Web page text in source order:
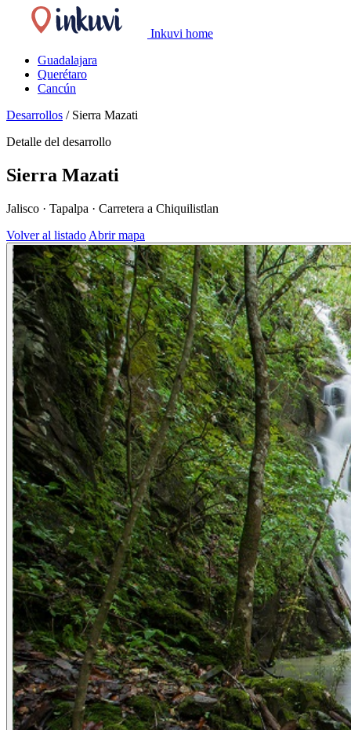
Inkuvi home
Guadalajara
Querétaro
Cancún
Desarrollos / Sierra Mazati
Detalle del desarrollo
Sierra Mazati
Jalisco · Tapalpa · Carretera a Chiquilistlan
Volver al listado Abrir mapa